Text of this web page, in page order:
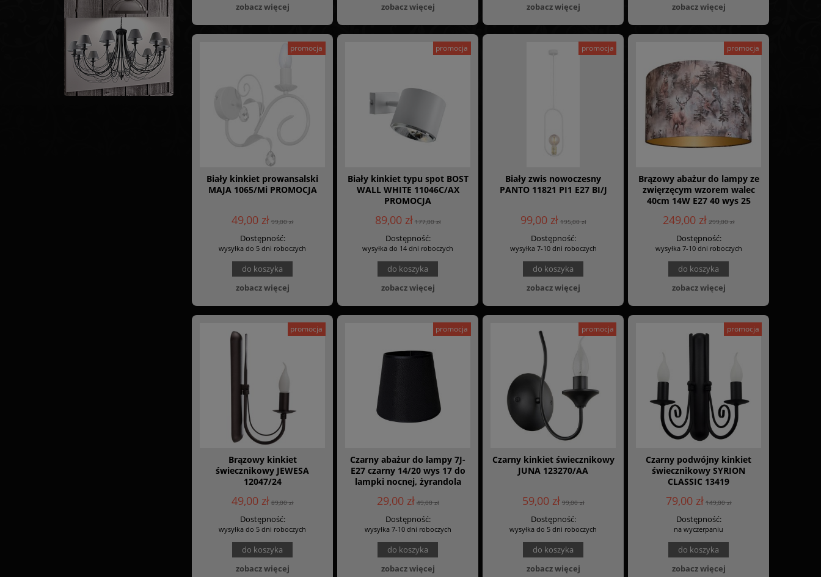
zobacz więcej
zobacz więcej
zobacz więcej
zobacz więcej
Biały kinkiet prowansalski
MAJA 1065/Mi PROMOCJA
49,00 zł 99,00 zł
Dostępność:
wysyłka do 5 dni roboczych
do koszyka
zobacz więcej
promocja
Biały kinkiet typu spot BOST
WALL WHITE 11046C/AX
PROMOCJA
89,00 zł 177,00 zł
Dostępność:
wysyłka do 14 dni roboczych
do koszyka
zobacz więcej
promocja
Biały zwis nowoczesny
PANTO 11821 PI1 E27 BI/J
99,00 zł 195,00 zł
Dostępność:
wysyłka 7-10 dni roboczych
do koszyka
zobacz więcej
promocja
Brązowy abażur do lampy ze
zwięrzęcym wzorem walec
40cm 14W E27 40 wys 25
249,00 zł 299,00 zł
Dostępność:
wysyłka 7-10 dni roboczych
do koszyka
zobacz więcej
promocja
Brązowy kinkiet
świecznikowy JEWESA
12047/24
49,00 zł 89,00 zł
Dostępność:
wysyłka do 5 dni roboczych
do koszyka
zobacz więcej
promocja
Czarny abażur do lampy 7J-
E27 czarny 14/20 wys 17 do
lampki nocnej, żyrandola
29,00 zł 49,00 zł
Dostępność:
wysyłka 7-10 dni roboczych
do koszyka
zobacz więcej
promocja
Czarny kinkiet świecznikowy
JUNA 123270/AA
59,00 zł 99,00 zł
Dostępność:
wysyłka do 5 dni roboczych
do koszyka
zobacz więcej
promocja
Czarny podwójny kinkiet
świecznikowy SYRION
CLASSIC 13419
79,00 zł 149,00 zł
Dostępność:
na wyczerpaniu
do koszyka
zobacz więcej
promocja